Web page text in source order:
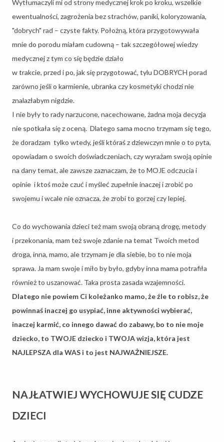
Wytłumaczyli mi od strony medycznej krok po kroku, wszelkie
ewentualności, zagrożenia bez strachów, paniki, koloryzowania,
"dobrych" rad – czyste fakty. Położną, która przygotowywała
mnie do porodu miałam cudowną – tak szczegółowej wiedzy
medycznej z tym co się będzie działo
w trakcie, przed i po, jak się przygotować, tylu DOBRYCH porad
zarówno jeśli o karmienie, ubranka czy kosmetyki chodzi nie
znalazłabym nigdzie.
I nie były to rady narzucone, nacechowane, żadna moja decyzja
nie spotkała się z oceną. Dlatego sama mocno trzymam się tego,
że doradzam tylko wtedy, jeśli któraś z dziewczyn mnie o to pyta,
opowiadam o swoich doświadczeniach, czy wyrażam swoją opinie
na dany temat, ale zawsze zaznaczam, że to MOJE odczucia i
opinie i ktoś może czuć i myśleć zupełnie inaczej i zrobić po
swojemu i wcale nie oznacza, że zrobi to gorzej czy lepiej.
Co do wychowania dzieci też mam swoją obraną drogę, metody
i przekonania, mam też swoje zdanie na temat Twoich metod
droga, inna, mamo, ale trzymam je dla siebie, bo to nie moja
sprawa. Ja mam swoje i miło by było, gdyby inna mama potrafiła
również to uszanować. Taka prosta zasada wzajemności.
Dlatego nie powiem Ci koleżanko mamo, że źle to robisz, że
powinnaś inaczej go usypiać, inne aktywności wybierać,
inaczej karmić, co innego dawać do zabawy, bo to nie moje
dziecko, to TWOJE dziecko i TWOJA wizja, która jest
NAJLEPSZA dla WAS i to jest NAJWAŻNIEJSZE.
NAJŁATWIEJ WYCHOWUJE SIĘ CUDZE
DZIECI